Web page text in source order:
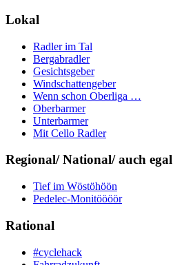
Lokal
Radler im Tal
Bergabradler
Gesichtsgeber
Windschattengeber
Wenn schon Oberliga …
Oberbarmer
Unterbarmer
Mit Cello Radler
Regional/ National/ auch egal
Tief im Wöstöhöön
Pedelec-Monitöööör
Rational
#cyclehack